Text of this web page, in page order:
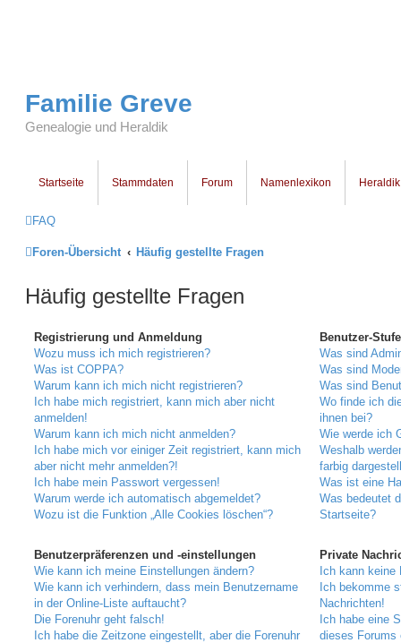
Familie Greve
Genealogie und Heraldik
Startseite Stammdaten Forum Namenlexikon Heraldik
FAQ
Foren-Übersicht Häufig gestellte Fragen
Häufig gestellte Fragen
Registrierung und Anmeldung
Wozu muss ich mich registrieren?
Was ist COPPA?
Warum kann ich mich nicht registrieren?
Ich habe mich registriert, kann mich aber nicht
anmelden!
Warum kann ich mich nicht anmelden?
Ich habe mich vor einiger Zeit registriert, kann mich
aber nicht mehr anmelden?!
Ich habe mein Passwort vergessen!
Warum werde ich automatisch abgemeldet?
Wozu ist die Funktion „Alle Cookies löschen“?
Benutzerpräferenzen und -einstellungen
Wie kann ich meine Einstellungen ändern?
Wie kann ich verhindern, dass mein Benutzername
in der Online-Liste auftaucht?
Die Forenuhr geht falsch!
Ich habe die Zeitzone eingestellt, aber die Forenuhr
Benutzer-
Was sind
Was sind
Was sind
Wo finde ich
ihnen bei?
Wie werde ich
Weshalb
farbig
Was ist eine
Was bedeutet
Startseite?
Private
Ich kann keine
Ich bekomme
Nachrichten!
Ich habe eine
dieses Forums